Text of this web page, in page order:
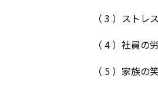
ストレ
社員の
家族の